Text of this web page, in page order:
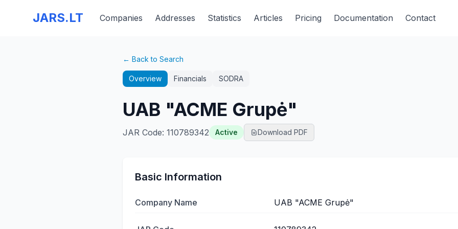
JARS.LT Companies Addresses Statistics Articles Pricing Documentation Contact
← Back to Search
Overview Financials SODRA
UAB "ACME Grupė"
JAR Code: 110789342 Active Download PDF
Basic Information
Company Name UAB "ACME Grupė"